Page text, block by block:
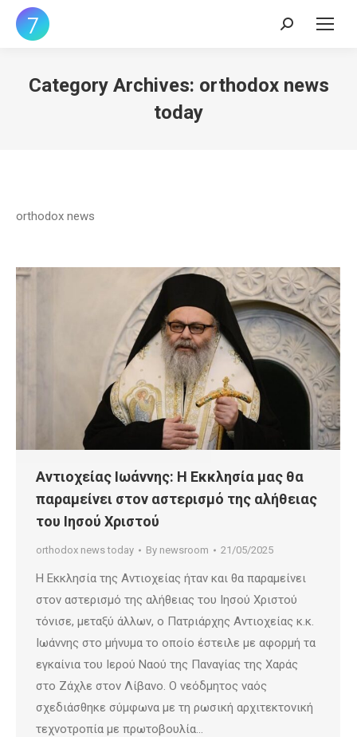
Search:
Category Archives: orthodox news
today
orthodox news
Αντιοχείας Ιωάννης: Η Εκκλησία μας θα
παραμείνει στον αστερισμό της αλήθειας
του Ιησού Χριστού
orthodox news today By newsroom 21/05/2025
H Εκκλησία της Αντιοχείας ήταν και θα παραμείνει
στον αστερισμό της αλήθειας του Ιησού Χριστού
τόνισε, μεταξύ άλλων, ο Πατριάρχης Αντιοχείας κ.κ.
Ιωάννης στο μήνυμα το οποίο έστειλε με αφορμή τα
εγκαίνια του Ιερού Ναού της Παναγίας της Χαράς
στο Ζάχλε στον Λίβανο. Ο νεόδμητος ναός
σχεδιάσθηκε σύμφωνα με τη ρωσική αρχιτεκτονική
τεχνοτροπία με πρωτοβουλία…